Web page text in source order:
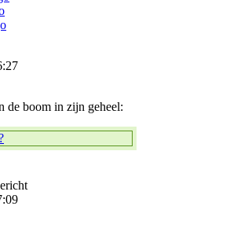
de boom in zijn geheel: